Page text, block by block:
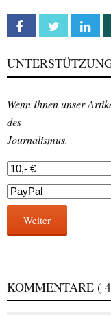
Facebook Twitter
Wenn Ihnen unser
des
Journalismus.
Weiter
KOMMENTARE (